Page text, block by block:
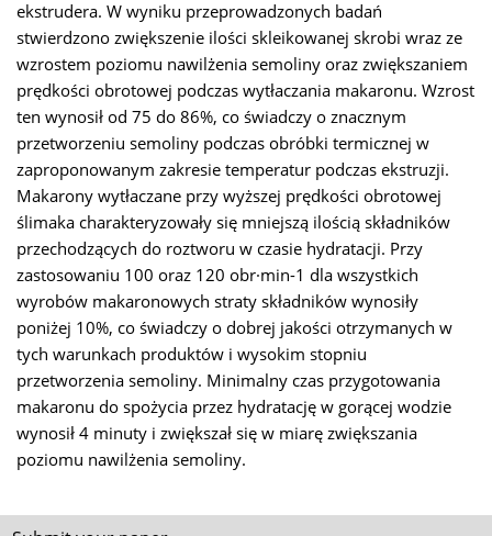
ekstrudera. W wyniku przeprowadzonych badań
stwierdzono zwiększenie ilości skleikowanej skrobi wraz ze
wzrostem poziomu nawilżenia semoliny oraz zwiększaniem
prędkości obrotowej podczas wytłaczania makaronu. Wzrost
ten wynosił od 75 do 86%, co świadczy o znacznym
przetworzeniu semoliny podczas obróbki termicznej w
zaproponowanym zakresie temperatur podczas ekstruzji.
Makarony wytłaczane przy wyższej prędkości obrotowej
ślimaka charakteryzowały się mniejszą ilością składników
przechodzących do roztworu w czasie hydratacji. Przy
zastosowaniu 100 oraz 120 obr·min-1 dla wszystkich
wyrobów makaronowych straty składników wynosiły
poniżej 10%, co świadczy o dobrej jakości otrzymanych w
tych warunkach produktów i wysokim stopniu
przetworzenia semoliny. Minimalny czas przygotowania
makaronu do spożycia przez hydratację w gorącej wodzie
wynosił 4 minuty i zwiększał się w miarę zwiększania
poziomu nawilżenia semoliny.